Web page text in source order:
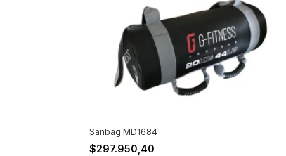
Sanbag MD1684
$297.950,40